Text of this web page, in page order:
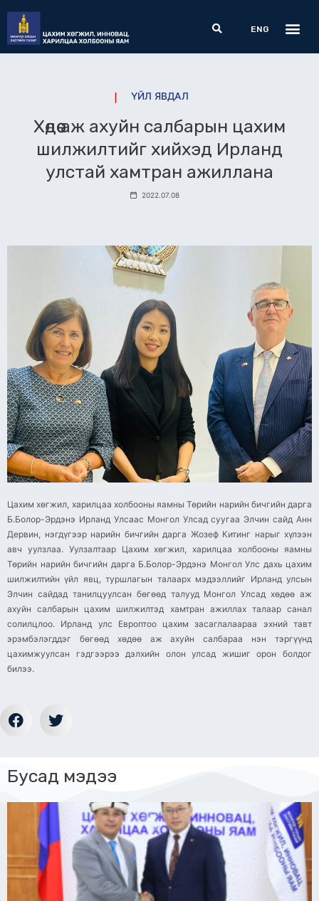
content
Search
ENG
ҮЙЛ ЯВДАЛ
Хөдөө аж ахуйн салбарын цахим
шилжилтийг хийхэд Ирланд
улстай хамтран ажиллана
2022.07.08
Цахим хөгжил, харилцаа холбооны яамны Төрийн нарийн бичгийн дарга
Б.Болор-Эрдэнэ Ирланд Улсаас Монгол Улсад суугаа Элчин сайд Анн
Дервин, нэгдүгээр нарийн бичгийн дарга Жозеф Китинг нарыг хүлээн
авч уулзлаа. Уулзалтаар Цахим хөгжил, харилцаа холбооны яамны
Төрийн нарийн бичгийн дарга Б.Болор-Эрдэнэ Монгол Улс дахь цахим
шилжилтийн үйл явц, туршлагын талаарх мэдээллийг Ирланд улсын
Элчин сайдад танилцуулсан бөгөөд талууд Монгол Улсад хөдөө аж
ахуйн салбарын цахим шилжилтэд хамтран ажиллах талаар санал
солилцлоо. Ирланд улс Европтоо цахим засаглалаараа эхний тавт
эрэмбэлэгддэг бөгөөд хөдөө аж ахуйн салбараа нэн тэргүүнд
цахимжуулсан гэдгээрээ дэлхийн олон улсад жишиг орон болдог
билээ.
Бусад мэдээ